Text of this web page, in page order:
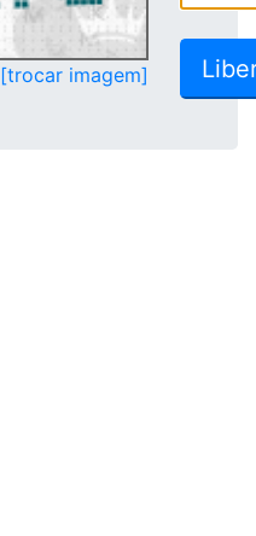
[trocar imagem]